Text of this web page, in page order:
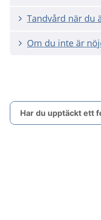
Tandvård när du
Om du inte är
Har du upptäckt ett